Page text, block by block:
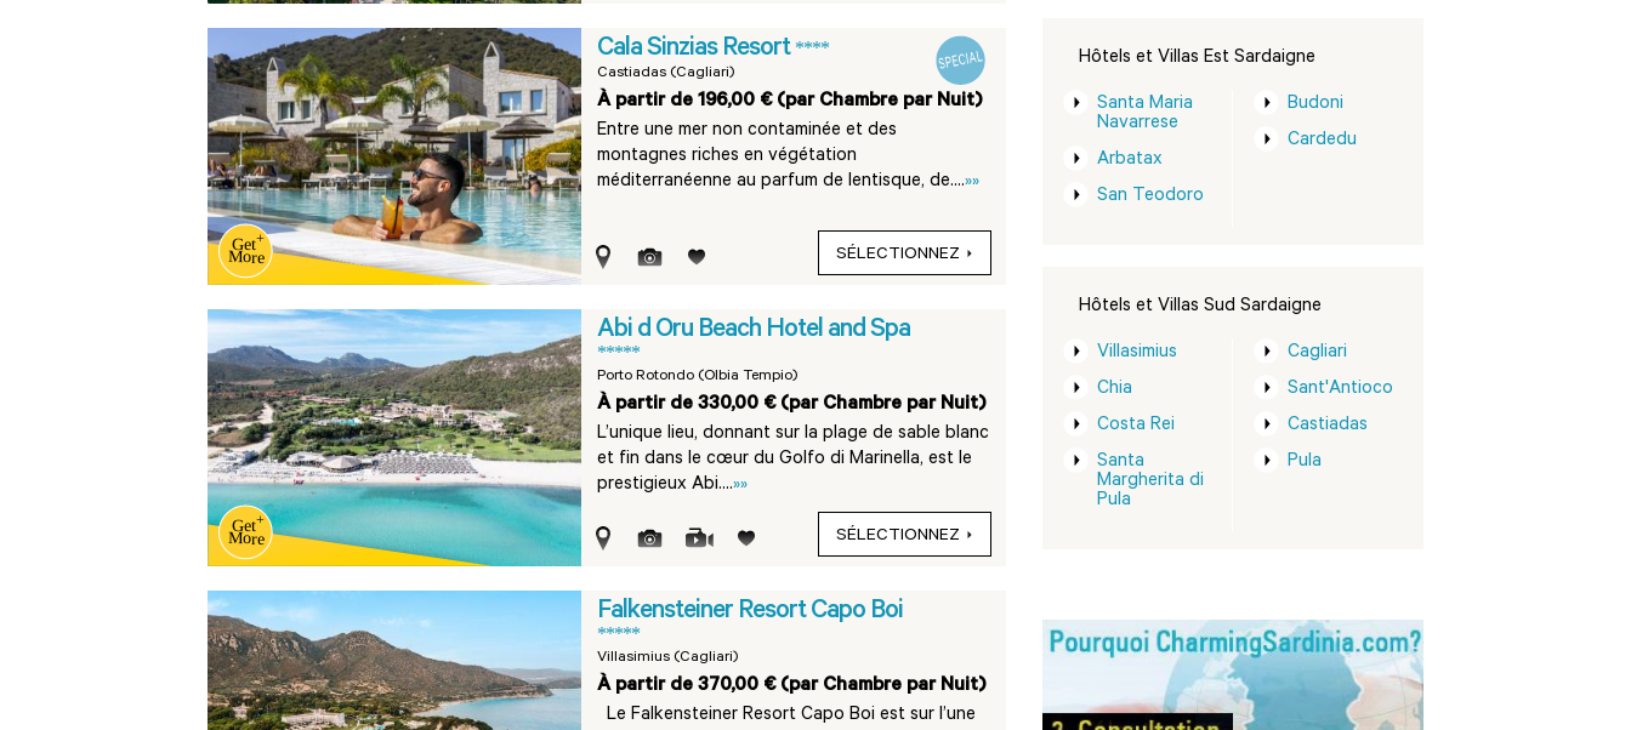
Cala Sinzias Resort ****
Castiadas (Cagliari)
À partir de 196,00 € (par Chambre par Nuit)
Entre une mer non contaminée et des
montagnes riches en végétation
méditerranéenne au parfum de lentisque, de....»»
SÉLECTIONNEZ
Abi d Oru Beach Hotel and Spa
*****
Porto Rotondo (Olbia Tempio)
À partir de 330,00 € (par Chambre par Nuit)
L’unique lieu, donnant sur la plage de sable blanc
et fin dans le cœur du Golfo di Marinella, est le
prestigieux Abi....»»
SÉLECTIONNEZ
Falkensteiner Resort Capo Boi
*****
Villasimius (Cagliari)
À partir de 370,00 € (par Chambre par Nuit)
Le Falkensteiner Resort Capo Boi est sur l’une
Hôtels et Villas Est Sardaigne
Santa Maria
Navarrese
Arbatax
San Teodoro
Budoni
Cardedu
Hôtels et Villas Sud Sardaigne
Villasimius
Chia
Costa Rei
Santa
Margherita di
Pula
Cagliari
Sant'Antioco
Castiadas
Pula